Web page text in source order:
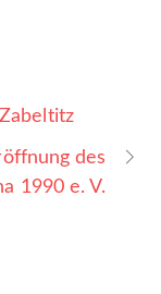
des
1990 e. V.